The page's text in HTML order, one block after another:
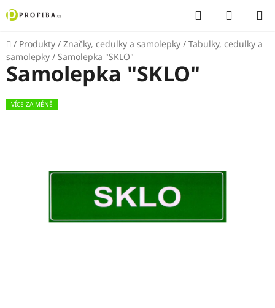
Přejít
na
obsah
Hledat
KOŠÍK
Domů
/ Produkty / Značky, cedulky a samolepky / Tabulky, cedulky a
samolepky / Samolepka "SKLO"
Samolepka "SKLO"
VÍCE ZA MÉNĚ